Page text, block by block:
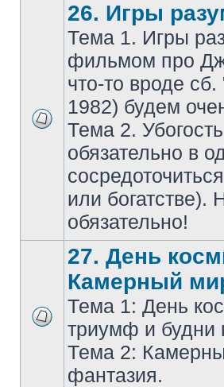
26. Игры
Тема 1. Игры
фильмом про
что-то вроде
1982) будем
Тема 2.
обязательно в
или богатстве).
обязательно!
27. День
Камерный
Тема 1: День
триумф и будни
Тема 2:
фантазия.